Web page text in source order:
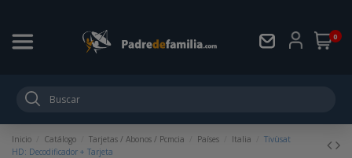
0
Inicio Catálogo Tarjetas / Abonos / Pcmcia Países Italia
Tivùsat
HD: Decodificador + Tarjeta